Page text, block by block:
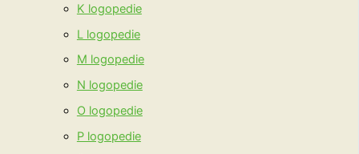
K logopedie
L logopedie
M logopedie
N logopedie
O logopedie
P logopedie